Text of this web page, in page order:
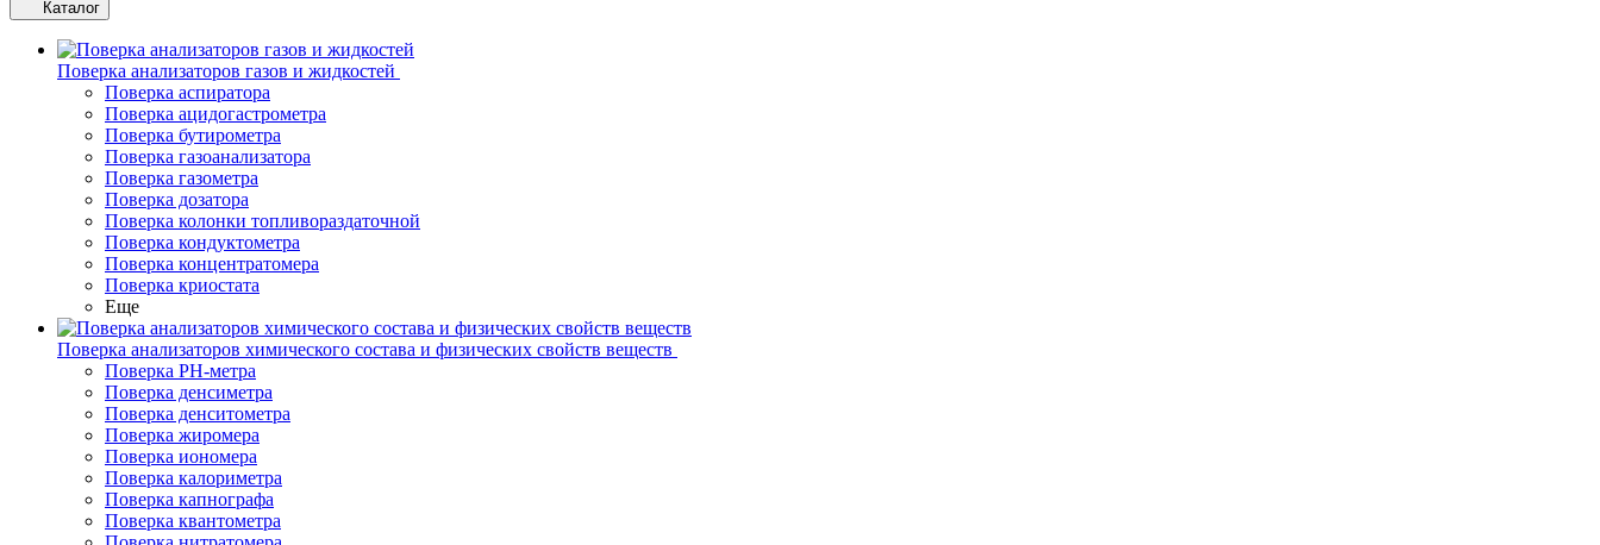
Каталог
Поверка анализаторов газов и жидкостей
Поверка аспиратора
Поверка ацидогастрометра
Поверка бутирометра
Поверка газоанализатора
Поверка газометра
Поверка дозатора
Поверка колонки топливораздаточной
Поверка кондуктометра
Поверка концентратомера
Поверка криостата
Еще
Поверка анализаторов химического состава и физических свойств веществ
Поверка PH-метра
Поверка денсиметра
Поверка денситометра
Поверка жиромера
Поверка иономера
Поверка калориметра
Поверка капнографа
Поверка квантометра